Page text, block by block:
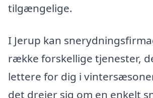
tilgængelige.
I Jerup kan
række forskellige tjenester,
lettere for dig i
det drejer sig om en enkelt